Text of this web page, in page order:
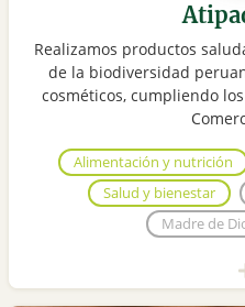
Realizamos productos
de la biodiversidad
cosméticos, cumpliendo
Alimentación y nutrición
Salud y bienestar
Madre de